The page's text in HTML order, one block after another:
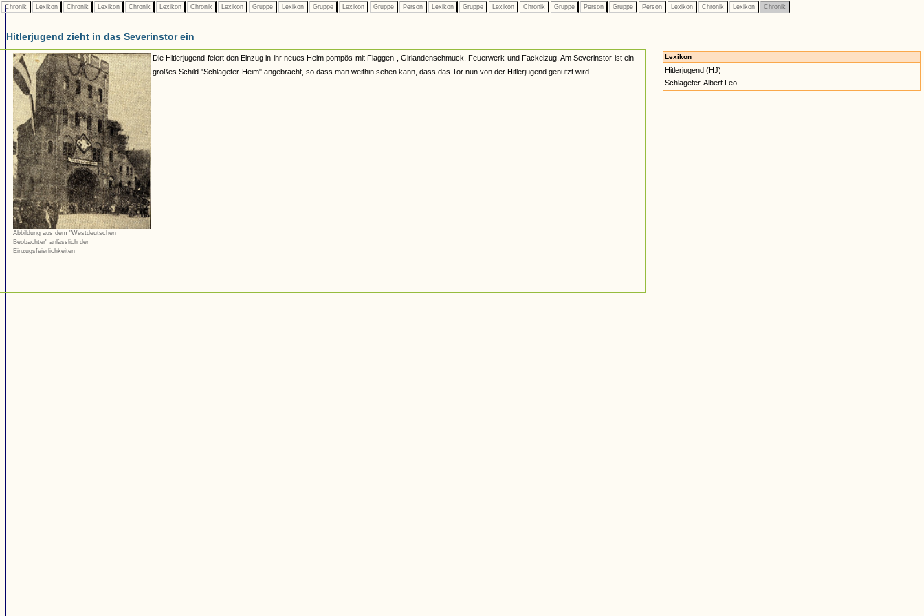
Chronik Lexikon Chronik Lexikon Chronik Lexikon Chronik Lexikon Gruppe Lexikon Gruppe Lexikon Gruppe Person Lexikon Gruppe Lexikon Chronik Gruppe Person Gruppe Person Lexikon Chronik Lexikon Chronik
Hitlerjugend zieht in das Severinstor ein
Abbildung aus dem "Westdeutschen
Beobachter" anlässlich der
Einzugsfeierlichkeiten
Die Hitlerjugend feiert den Einzug in ihr neues Heim pompös mit Flaggen-, Girlandenschmuck, Feuerwerk und Fackelzug. Am Severinstor ist ein
großes Schild "Schlageter-Heim" angebracht, so dass man weithin sehen kann, dass das Tor nun von der Hitlerjugend genutzt wird.
Lexikon
Hitlerjugend (HJ)
Schlageter, Albert Leo